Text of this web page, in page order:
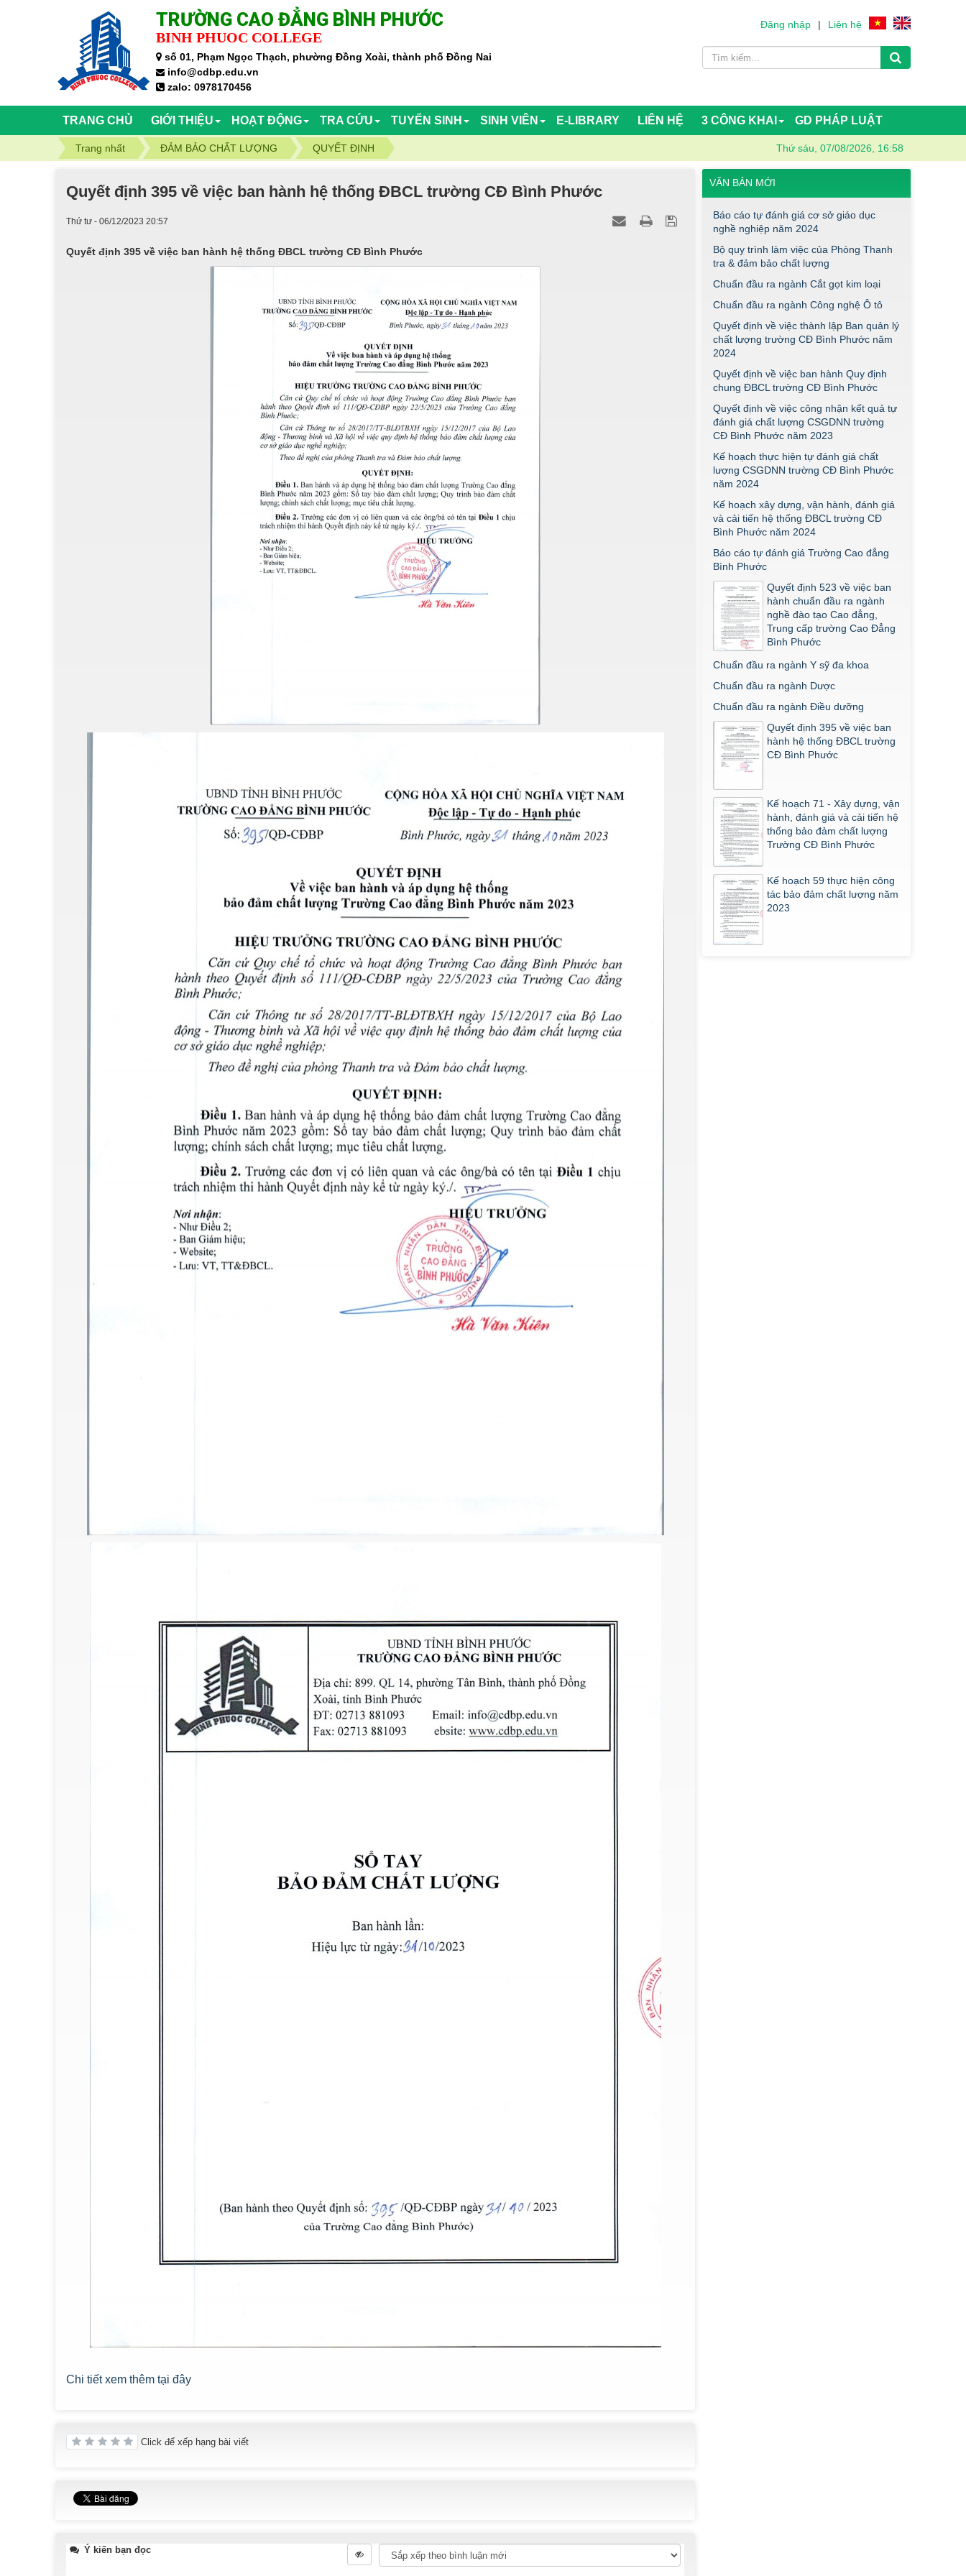
TRƯỜNG CAO ĐẲNG BÌNH PHƯỚC
BINH PHUOC COLLEGE
số 01, Phạm Ngọc Thạch, phường Đồng Xoài, thành phố Đồng Nai
info@cdbp.edu.vn
zalo: 0978170456
Đăng nhập | Liên hệ
TRANG CHỦ GIỚI THIỆU HOẠT ĐỘNG TRA CỨU TUYỂN SINH SINH VIÊN E-LIBRARY LIÊN HỆ 3 CÔNG KHAI GD PHÁP LUẬT
Trang nhất ĐẢM BẢO CHẤT LƯỢNG QUYẾT ĐỊNH Thứ sáu, 07/08/2026, 16:58
Quyết định 395 về việc ban hành hệ thống ĐBCL trường CĐ Bình Phước
Thứ tư - 06/12/2023 20:57
Quyết định 395 về việc ban hành hệ thống ĐBCL trường CĐ Bình Phước
Chi tiết xem thêm tại đây
Click để xếp hạng bài viết
Ý kiến bạn đọc
VĂN BẢN MỚI
Báo cáo tự đánh giá cơ sở giáo dục
nghề nghiệp năm 2024
Bộ quy trình làm việc của Phòng Thanh
tra & đảm bảo chất lượng
Chuẩn đầu ra ngành Cắt gọt kim loại
Chuẩn đầu ra ngành Công nghệ Ô tô
Quyết định về việc thành lập Ban quản lý
chất lượng trường CĐ Bình Phước năm
2024
Quyết định về việc ban hành Quy định
chung ĐBCL trường CĐ Bình Phước
Quyết định về việc công nhận kết quả tự
đánh giá chất lượng CSGDNN trường
CĐ Bình Phước năm 2023
Kế hoạch thực hiện tự đánh giá chất
lượng CSGDNN trường CĐ Bình Phước
năm 2024
Kế hoạch xây dựng, vận hành, đánh giá
và cải tiến hệ thống ĐBCL trường CĐ
Bình Phước năm 2024
Báo cáo tự đánh giá Trường Cao đẳng
Bình Phước
Quyết định 523 về việc ban
hành chuẩn đầu ra ngành
nghề đào tạo Cao đẳng,
Trung cấp trường Cao Đẳng
Bình Phước
Chuẩn đầu ra ngành Y sỹ đa khoa
Chuẩn đầu ra ngành Dược
Chuẩn đầu ra ngành Điều dưỡng
Quyết định 395 về việc ban
hành hệ thống ĐBCL trường
CĐ Bình Phước
Kế hoạch 71 - Xây dựng, vận
hành, đánh giá và cải tiến hệ
thống bảo đảm chất lượng
Trường CĐ Bình Phước
Kế hoạch 59 thực hiện công
tác bảo đảm chất lượng năm
2023